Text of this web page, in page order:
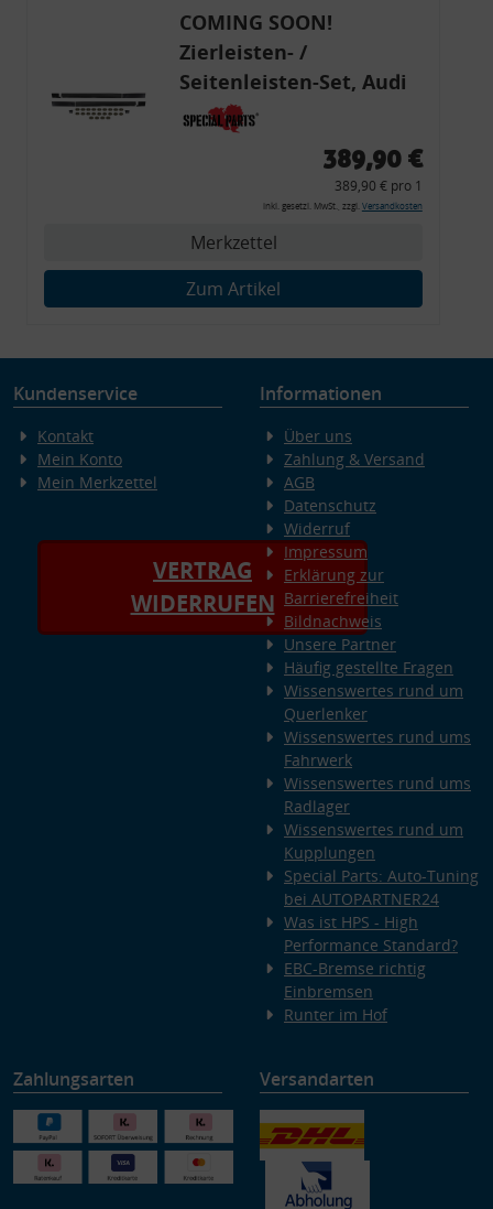
COMING SOON!
Zierleisten- /
Seitenleisten-Set, Audi
80 Cabrio, Coupe, S2, (6x
Zierleiste, 2x Kappe,
Montagewerkzeug)
389,90 €
389,90 € pro 1
inkl. gesetzl. MwSt., zzgl. Versandkosten
Merkzettel
Zum Artikel
Kundenservice
Kontakt
Mein Konto
Mein Merkzettel
VERTRAG
WIDERRUFEN
Informationen
Über uns
Zahlung & Versand
AGB
Datenschutz
Widerruf
Impressum
Erklärung zur
Barrierefreiheit
Bildnachweis
Unsere Partner
Häufig gestellte Fragen
Wissenswertes rund um
Querlenker
Wissenswertes rund ums
Fahrwerk
Wissenswertes rund ums
Radlager
Wissenswertes rund um
Kupplungen
Special Parts: Auto-Tuning
bei AUTOPARTNER24
Was ist HPS - High
Performance Standard?
EBC-Bremse richtig
Einbremsen
Runter im Hof
Zahlungsarten Versandarten